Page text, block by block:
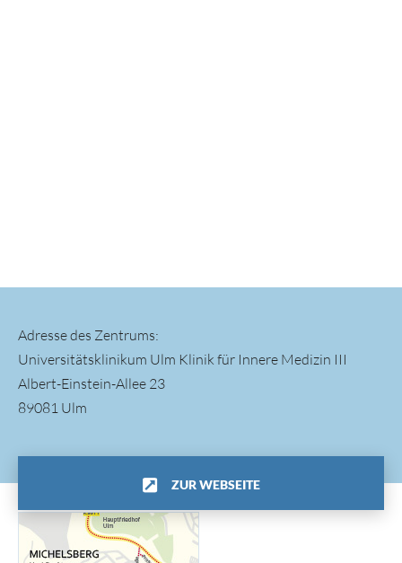
Adresse des Zentrums:
Universitätsklinikum Ulm Klinik für Innere Medizin III
Albert-Einstein-Allee 23
89081 Ulm
ZUR WEBSEITE